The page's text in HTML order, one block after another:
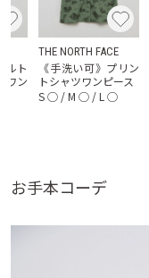
ルト
ワン
THE NORTH FACE
《手洗い可》プリン
トシャツワンピース
S ◯ / M ◯ / L ◯
お手本コーデ